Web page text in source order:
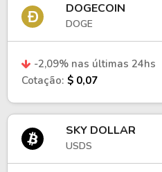
DOGECOIN
DOGE
-2,09% nas últimas 24hs
Cotação: $ 0,07
SKY DOLLAR
USDS